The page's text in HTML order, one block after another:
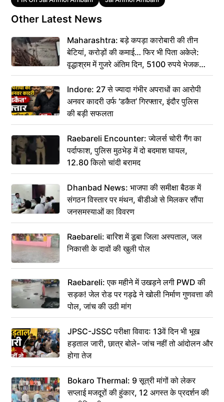
Other Latest News
Maharashtra: बड़े कपड़ा कारोबारी की तीन
बेटियां, करोड़ों की कमाई… फिर भी पिता अकेले:
वृद्धाश्रम में गुजरे अंतिम दिन, 5100 रुपये भेजकर
कहा– अंतिम संस्कार कर दीजिए हम नहीं आ पाएंगे
Indore: 27 से ज्यादा गंभीर अपराधों का आरोपी
अनवर कादरी उर्फ ‘डकैत’ गिरफ्तार, इंदौर पुलिस
की बड़ी सफलता
Raebareli Encounter: ज्वेलर्स चोरी गैंग का
पर्दाफाश, पुलिस मुठभेड़ में दो बदमाश घायल,
12.80 किलो चांदी बरामद
Dhanbad News: भाजपा की समीक्षा बैठक में
संगठन विस्तार पर मंथन, बीडीओ से मिलकर सौंपा
जनसमस्याओं का विवरण
Raebareli: बारिश में डूबा जिला अस्पताल, जल
निकासी के दावों की खुली पोल
Raebareli: एक महीने में उखड़ने लगी PWD की
सड़क! जेल रोड पर गड्ढे ने खोली निर्माण गुणवत्ता की
पोल, जांच की उठी मांग
JPSC-JSSC परीक्षा विवाद: 13वें दिन भी भूख
हड़ताल जारी, छात्र बोले- जांच नहीं तो आंदोलन और
होगा तेज
Bokaro Thermal: 9 सूत्री मांगों को लेकर
सप्लाई मजदूरों की हुंकार, 12 अगस्त के प्रदर्शन की